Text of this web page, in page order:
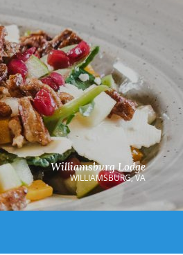
Williamsburg Lodge
WILLIAMSBURG, VA